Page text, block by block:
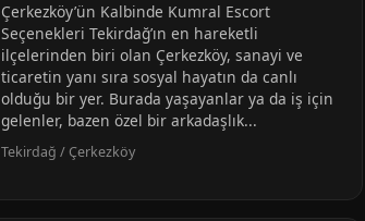
Çerkezköy’ün Kalbinde Kumral Escort
Seçenekleri Tekirdağ’ın en hareketli
ilçelerinden biri olan Çerkezköy, sanayi ve
ticaretin yanı sıra sosyal hayatın da canlı
olduğu bir yer. Burada yaşayanlar ya da iş için
gelenler, bazen özel bir arkadaşlık...
Tekirdağ / Çerkezköy